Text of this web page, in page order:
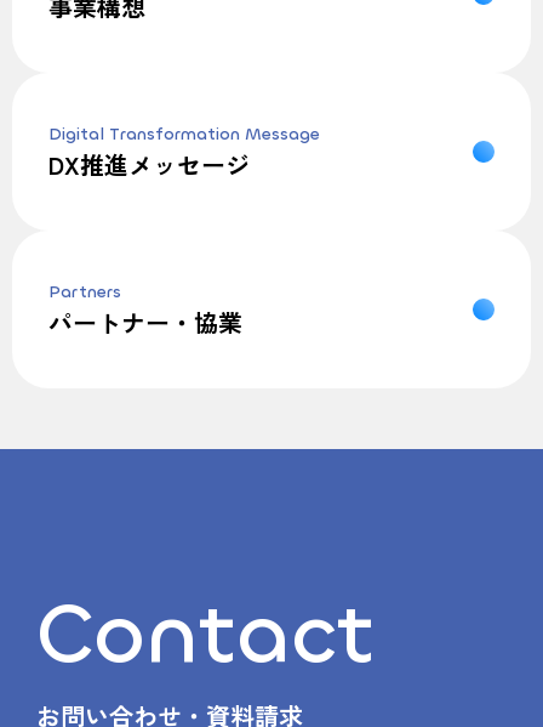
Digital Transformation Message
DX推進メッセージ
Partners
パートナー・協業
Contact
お問い合わせ・資料請求